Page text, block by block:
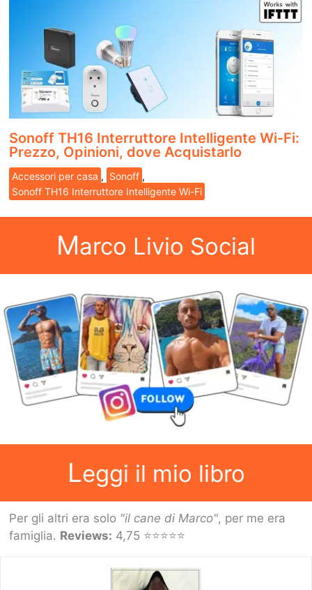
Sonoff TH16 Interruttore Intelligente Wi-Fi:
Prezzo, Opinioni, dove Acquistarlo
Accessori per casa , Sonoff ,
Sonoff TH16 Interruttore Intelligente Wi-Fi
Marco Livio Social
Leggi il mio libro
Per gli altri era solo "il cane di Marco", per me era
famiglia. Reviews: 4,75 ⭐⭐⭐⭐⭐